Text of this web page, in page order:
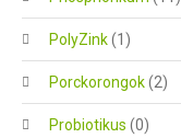
PolyZink(1)
Porckorongok(2)
Probiotikus (0)